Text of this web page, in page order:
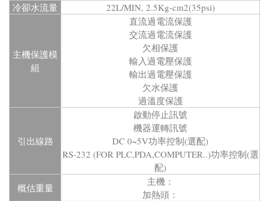
冷卻水流量
22L/MIN, 2.5Kg-cm2(35psi)
主機保護模
組
直流過電流保護
交流過電流保護
欠相保護
輸入過電壓保護
輸出過電壓保護
欠水保護
過溫度保護
引出線路
啟動停止訊號
機器運轉訊號
DC 0~5V功率控制(選配)
RS-232 (FOR PLC,PDA,COMPUTER..)功率控制(選
配)
概估重量
主機：
加熱頭：